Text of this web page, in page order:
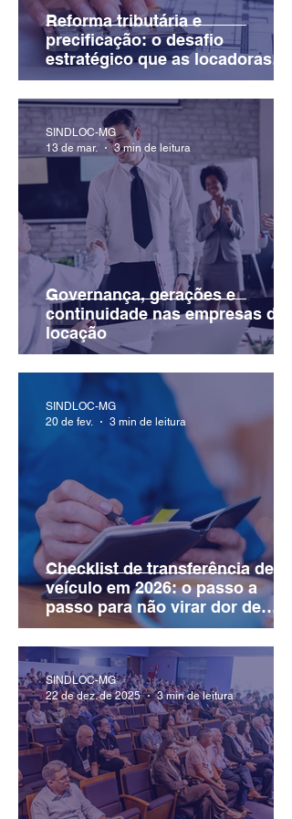
Reforma tributária e
precificação: o desafio
estratégico que as locadoras
não podem ignorar
Governança, gerações e
continuidade nas empresas de
locação
SINDLOC-MG
13 de mar.
3 min de leitura
Checklist de transferência de
veículo em 2026: o passo a
passo para não virar dor de
cabeça
SINDLOC-MG
20 de fev.
3 min de leitura
SINDLOC-MG
22 de dez. de 2025
3 min de leitura